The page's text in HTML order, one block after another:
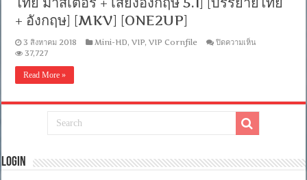
อังกฤษ]
[MASTER]
[MKV]
+ อังกฤษ] [MKV] [ONE2UP]
3 สิงหาคม 2018 Mini-HD,VIP,VIP Cornfile ปิดความเห็น
War
จักรวาล
[พากย์
37,727
Read More »
Login